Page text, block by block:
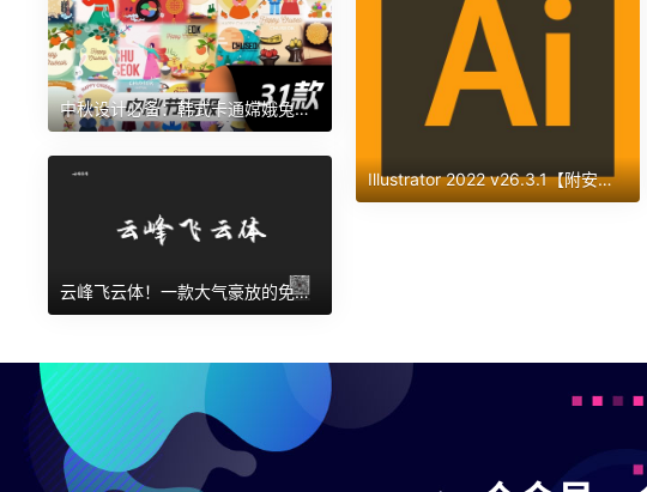
中秋设计必备：韩式卡通嫦娥兔子月饼 AI 素材
Illustrator 2022 v26.3.1【附安装教程】直装破解版
云峰飞云体！一款大气豪放的免费商用毛笔中文字体